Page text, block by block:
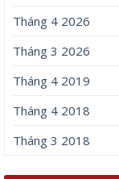
Tháng 4 2026
Tháng 3 2026
Tháng 4 2019
Tháng 4 2018
Tháng 3 2018